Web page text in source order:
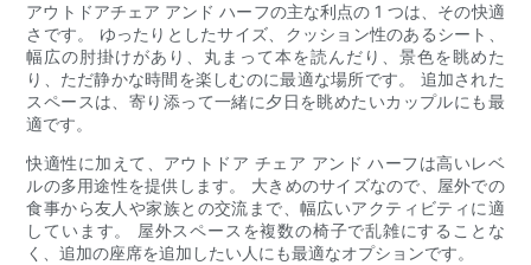
アウトドアチェア アンド ハーフの主な利点の 1 つは、その快適
さです。 ゆったりとしたサイズ、クッション性のあるシート、
幅広の肘掛けがあり、丸まって本を読んだり、景色を眺めた
り、ただ静かな時間を楽しむのに最適な場所です。 追加された
スペースは、寄り添って一緒に夕日を眺めたいカップルにも最
適です。
快適性に加えて、アウトドア チェア アンド ハーフは高いレベ
ルの多用途性を提供します。 大きめのサイズなので、屋外での
食事から友人や家族との交流まで、幅広いアクティビティに適
しています。 屋外スペースを複数の椅子で乱雑にすることな
く、追加の座席を追加したい人にも最適なオプションです。